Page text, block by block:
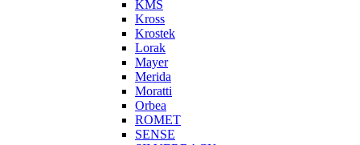
KMS
Kross
Krostek
Lorak
Mayer
Merida
Moratti
Orbea
ROMET
SENSE